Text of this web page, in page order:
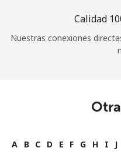
Calidad
Nuestras conexiones
A B C D E F G H I J